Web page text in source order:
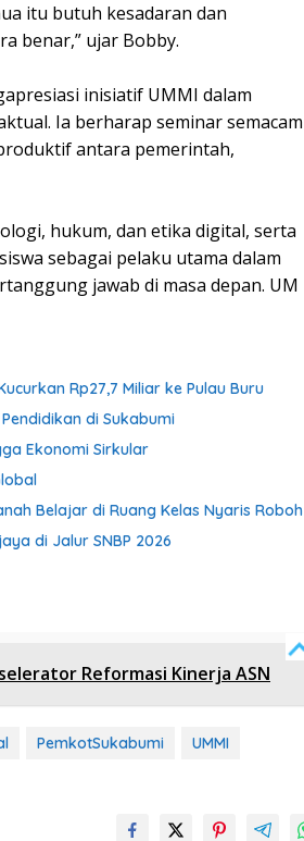
itu butuh kesadaran dan
benar,” ujar Bobby.
inisiatif UMMI dalam
Ia berharap seminar semacam
antara pemerintah,
hukum, dan etika digital, serta
sebagai pelaku utama dalam
jawab di masa depan. UM
Rp27,7 Miliar ke Pulau Buru
di Sukabumi
Ekonomi Sirkular
Belajar di Ruang Kelas Nyaris Roboh
di Jalur SNBP 2026
Reformasi Kinerja ASN
PemkotSukabumi UMMI